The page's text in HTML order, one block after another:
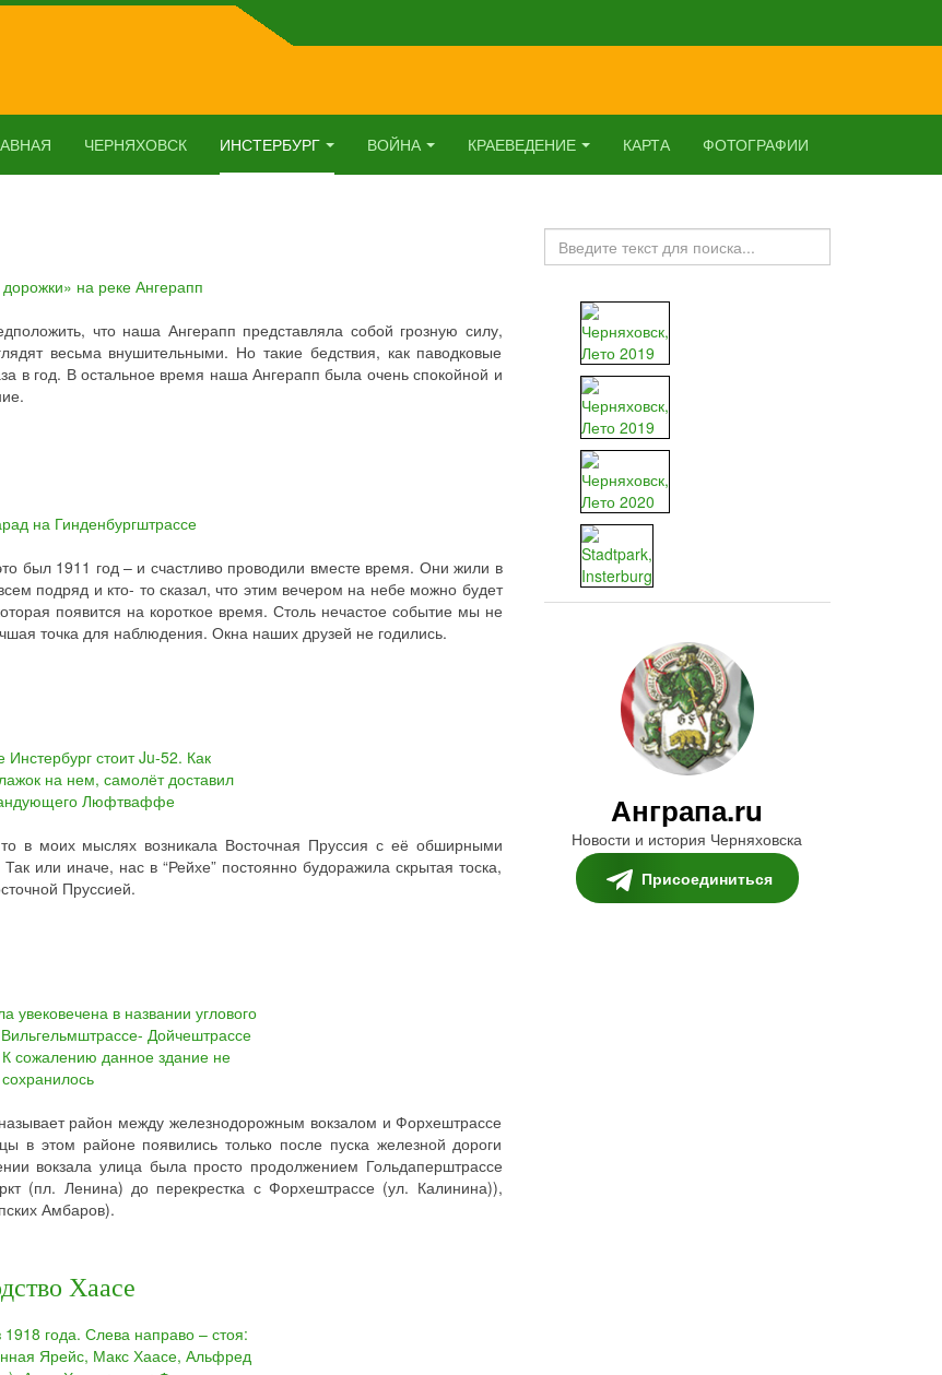
ЧЕРНЯХОВСК ИНСТЕРБУРГ ВОЙНА КРАЕВЕДЕНИЕ КАРТА ФОТОГРАФИИ
что наша Ангерапп представляла собой грозную силу,
весьма внушительными. Но такие бедствия, как паводковые
в год. В остальное время наша Ангерапп была очень спокойной и
был 1911 год – и счастливо проводили вместе время. Они жили в
подряд и кто- то сказал, что этим вечером на небе можно будет
появится на короткое время. Столь нечастое событие мы не
точка для наблюдения. Окна наших друзей не годились.
в моих мыслях возникала Восточная Пруссия с её обширными
или иначе, нас в “Рейхе” постоянно будоражила скрытая тоска,
Пруссией.
район между железнодорожным вокзалом и Форхештрассе
этом районе появились только после пуска железной дороги
вокзала улица была просто продолжением Гольдаперштрассе
(пл. Ленина) до перекрестка с Форхештрассе (ул. Калинина)),
Амбаров).
Хаасе
Искать...
Анграпа.ru
Новости и история Черняховска
Присоединиться